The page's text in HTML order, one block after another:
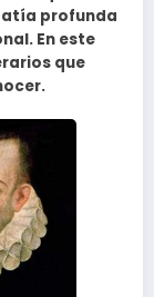
profunda
En este
que